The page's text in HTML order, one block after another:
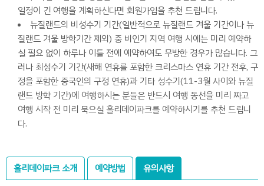
일정이 긴 여행을 계획하신다면 회원가입을 추천 드립니다.
뉴질랜드의 비성수기 기간(일반적으로 뉴질랜드 겨울 기간이나 뉴
질랜드 겨울 방학기간 제외) 중 비인기 지역 여행 시에는 미리 예약하
실 필요 없이 하루나 이틀 전에 예약하여도 무방한 경우가 많습니다. 그
러나 최성수기 기간(새해 연휴를 포함한 크리스마스 연휴 기간 전후, 구
정을 포함한 중국인의 구정 연휴)과 기타 성수기(11-3월 사이와 뉴질
랜드 방학 기간)에 여행하시는 분들은 반드시 여행 동선을 미리 짜고
여행 시작 전 미리 묵으실 홀리데이파크를 예약하시기를 추천 드립니
다.
홀리데이파크 소개 예약방법 유의사항